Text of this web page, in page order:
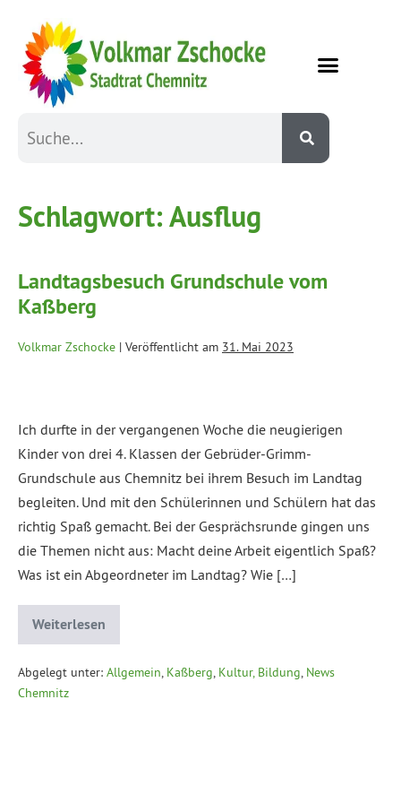
Schlagwort:Ausflug
Landtagsbesuch Grundschule vom
Kaßberg
Volkmar Zschocke | Veröffentlicht am 31. Mai 2023
Ich durfte in der vergangenen Woche die neugierigen
Kinder von drei 4. Klassen der Gebrüder-Grimm-
Grundschule aus Chemnitz bei ihrem Besuch im Landtag
begleiten. Und mit den Schülerinnen und Schülern hat das
richtig Spaß gemacht. Bei der Gesprächsrunde gingen uns
die Themen nicht aus: Macht deine Arbeit eigentlich Spaß?
Was ist ein Abgeordneter im Landtag? Wie […]
Weiterlesen
Abgelegt unter: Allgemein Kaßberg Kultur, Bildung News
Chemnitz